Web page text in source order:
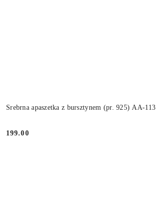
Srebrna apaszetka z bursztynem (pr. 925) AA-113
Cena:
199.00